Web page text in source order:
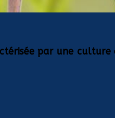
par une